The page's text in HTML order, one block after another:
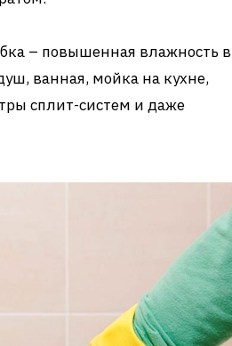
– повышенная влажность в
ванная, мойка на кухне,
сплит-систем и даже